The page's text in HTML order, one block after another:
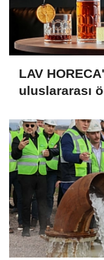
LAV
uluslararası